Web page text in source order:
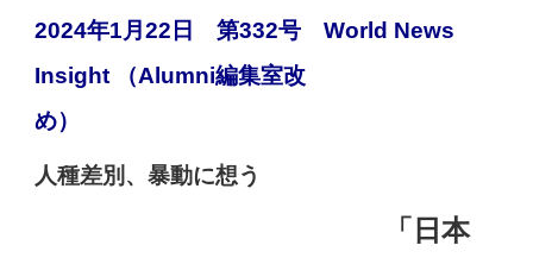
2024年1月22日 第332号 World News
Insight （Alumni編集室改
め
人種差別、暴動に想う
「日本